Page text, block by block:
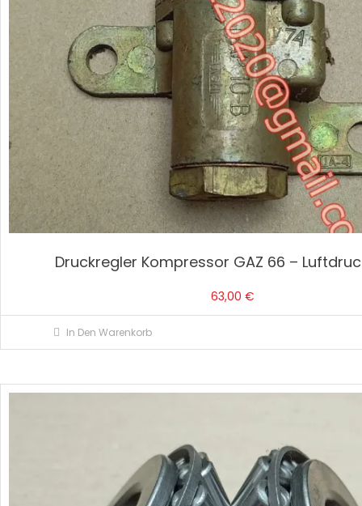
Druckregler Kompressor GAZ 66 –
63,00 €
In Den Warenkorb